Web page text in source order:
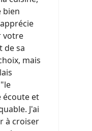
bien
votre
de sa
mais
écoute et
J'ai
à croiser